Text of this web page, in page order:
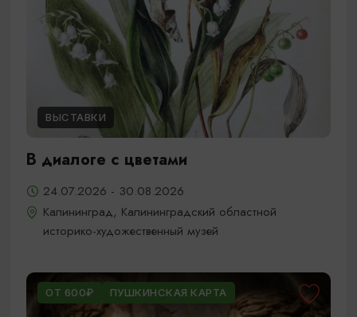
ВЫСТАВКИ
В диалоге с цветами
24.07.2026 - 30.08.2026
Калининград, Калининградский областной
историко-художественный музей
ОТ 600₽ ПУШКИНСКАЯ КАРТА